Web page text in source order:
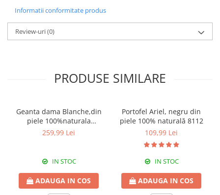
Informatii conformitate produs
Review-uri(0)
PRODUSE SIMILARE
Geanta dama Blanche,din
piele 100%naturala
Italia,8246,negru
259,99 Lei
IN STOC
ADAUGA IN COS
Portofel Ariel, negru din
piele 100% naturală 8112
109,99 Lei
IN STOC
ADAUGA IN COS